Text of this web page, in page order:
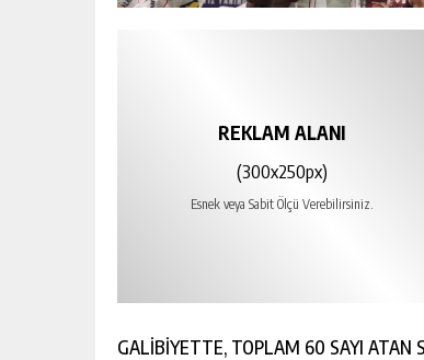
REKLAM ALANI
(300x250px)
Esnek veya Sabit Ölçü Verebilirsiniz.
GALİBİYETTE, TOPLAM 60 SAYI ATAN